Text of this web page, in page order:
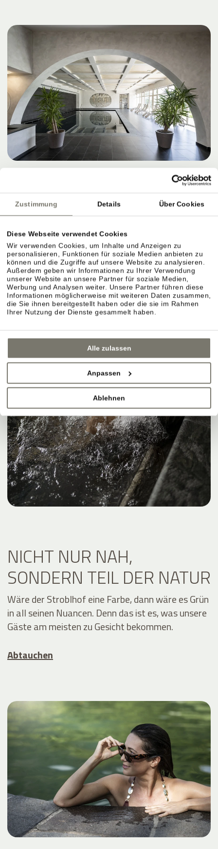
Zustimmung Details Über Cookies
Diese Webseite verwendet Cookies
Wir verwenden Cookies, um Inhalte und Anzeigen zu
personalisieren, Funktionen für soziale Medien anbieten zu
können und die Zugriffe auf unsere Website zu analysieren.
Außerdem geben wir Informationen zu Ihrer Verwendung
unserer Website an unsere Partner für soziale Medien,
Werbung und Analysen weiter. Unsere Partner führen diese
Informationen möglicherweise mit weiteren Daten zusammen,
die Sie ihnen bereitgestellt haben oder die sie im Rahmen
Ihrer Nutzung der Dienste gesammelt haben.
Alle zulassen
Anpassen
Ablehnen
NICHT NUR NAH,
SONDERN TEIL DER NATUR
Wäre der Stroblhof eine Farbe, dann wäre es Grün
in all seinen Nuancen. Denn das ist es, was unsere
Gäste am meisten zu Gesicht bekommen.
Abtauchen